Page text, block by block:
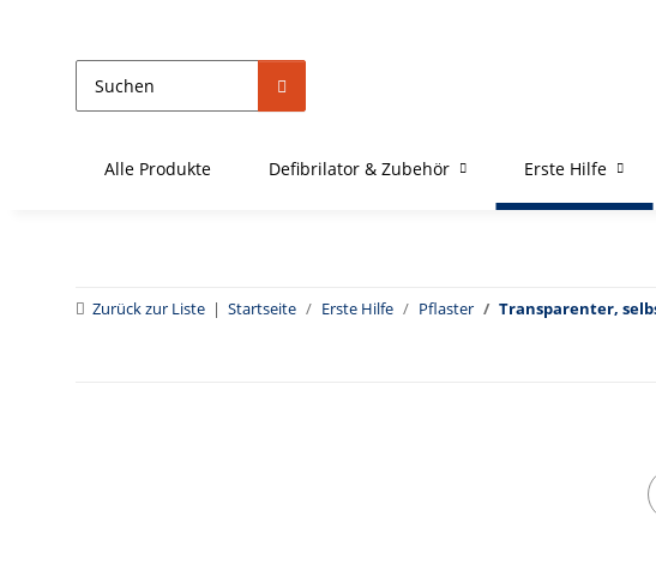
Alle Produkte Defibrilator & Zubehör Erste Hilfe
Zurück zur Liste Startseite Erste Hilfe Pflaster Transparenter,